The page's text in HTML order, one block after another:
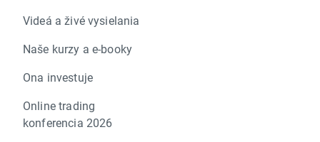
Videá a živé vysielania
Naše kurzy a e-booky
Ona investuje
Online trading
konferencia 2026